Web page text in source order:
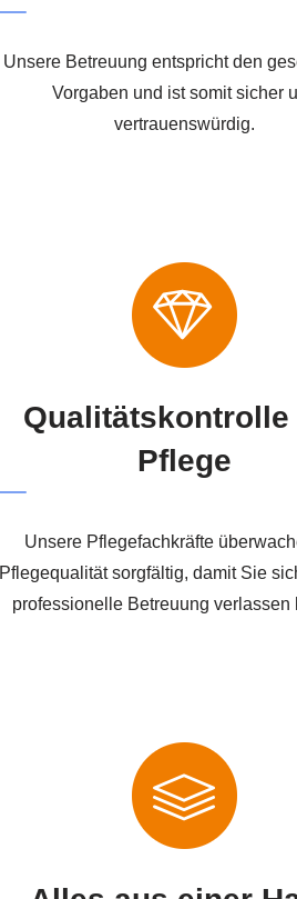
Unsere Betreuung entspricht den
Vorgaben und ist somit sicher
vertrauenswürdig.
Qualitätskontrolle
Pflege
Unsere Pflegefachkräfte
Pflegequalität sorgfältig, damit Sie
professionelle Betreuung verlassen